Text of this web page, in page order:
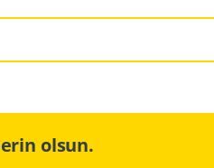
olsun.